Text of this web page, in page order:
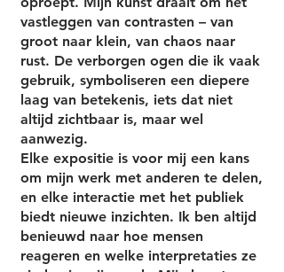
vastleggen van contrasten – van
groot naar klein, van chaos naar
rust. De verborgen ogen die ik vaak
gebruik, symboliseren een diepere
laag van betekenis, iets dat niet
altijd zichtbaar is, maar wel
aanwezig.
Elke expositie is voor mij een kans
om mijn werk met anderen te delen,
en elke interactie met het publiek
biedt nieuwe inzichten. Ik ben altijd
benieuwd naar hoe mensen
reageren en welke interpretaties ze